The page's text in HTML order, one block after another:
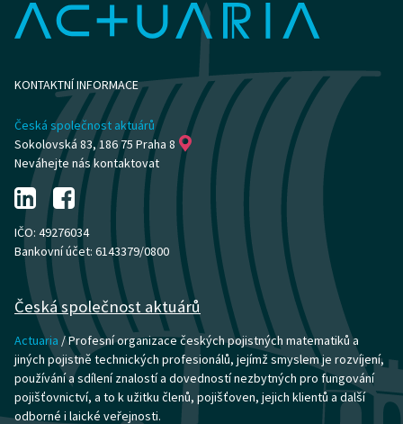
KONTAKTNÍ INFORMACE
Česká společnost aktuárů
Sokolovská 83, 186 75 Praha 8
Neváhejte nás kontaktovat
IČO: 49276034
Bankovní účet: 6143379/0800
Česká společnost aktuárů
Actuaria / Profesní organizace českých pojistných matematiků a
jiných pojistně technických profesionálů, jejímž smyslem je rozvíjení,
používání a sdílení znalostí a dovedností nezbytných pro fungování
pojišťovnictví, a to k užitku členů, pojišťoven, jejich klientů a další
odborné i laické veřejnosti.